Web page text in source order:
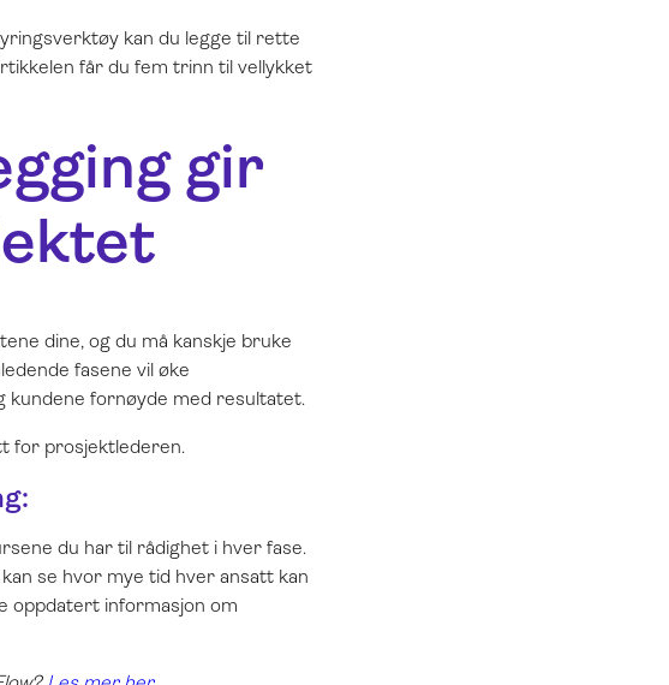
kan du legge til rette
får du fem trinn til vellykket
gir
dine, og du må kanskje bruke
fasene vil øke
kundene fornøyde med resultatet.
for prosjektlederen.
du har til rådighet i hver fase.
se hvor mye tid hver ansatt kan
oppdatert informasjon om